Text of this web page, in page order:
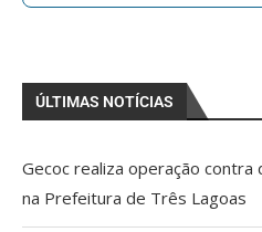
ÚLTIMAS NOTÍCIAS
Gecoc realiza operação
na Prefeitura de Três Lagoas